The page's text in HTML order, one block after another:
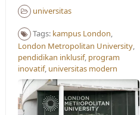
universitas
Tags: kampus London,
London Metropolitan University,
pendidikan inklusif, program
inovatif, universitas modern